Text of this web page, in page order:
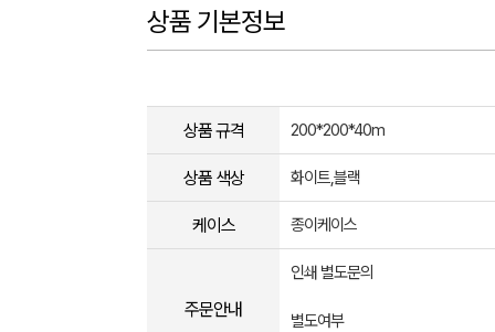
상품 기본정보
상품 규격 200*200*40m
상품 색상 화이트,블랙
케이스 종이케이스
주문안내
인쇄 별도문의
별도여부